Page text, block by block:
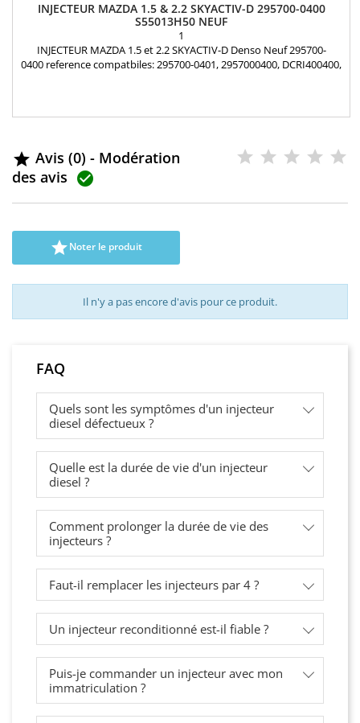
INJECTEUR MAZDA 1.5 & 2.2 SKYACTIV-D 295700-0400
S55013H50 NEUF
1
INJECTEUR MAZDA 1.5 et 2.2 SKYACTIV-D Denso Neuf 295700-
0400 reference compatbiles: 295700-0401, 2957000400, DCRI400400,
 Avis (0) - Modération
des avis 
Noter le produit
Il n'y a pas encore d'avis pour ce produit.
FAQ
Quels sont les symptômes d'un injecteur
diesel défectueux ?
Quelle est la durée de vie d'un injecteur
diesel ?
Comment prolonger la durée de vie des
injecteurs ?
Faut-il remplacer les injecteurs par 4 ?
Un injecteur reconditionné est-il fiable ?
Puis-je commander un injecteur avec mon
immatriculation ?